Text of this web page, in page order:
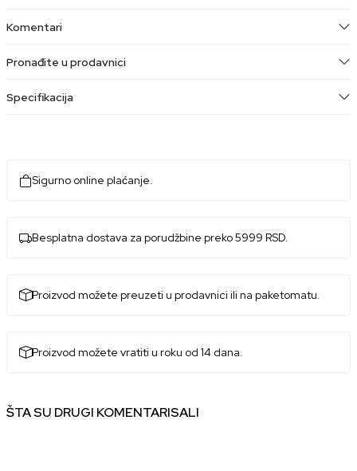
Komentari
Pronađite u prodavnici
Specifikacija
Sigurno online plaćanje.
Besplatna dostava za porudžbine preko 5999 RSD.
Proizvod možete preuzeti u prodavnici ili na paketomatu.
Proizvod možete vratiti u roku od 14 dana.
ŠTA SU DRUGI KOMENTARISALI